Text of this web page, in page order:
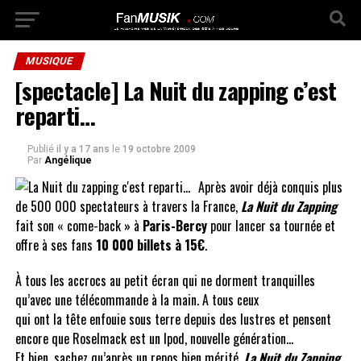
MUSIQUE
[spectacle] La Nuit du zapping c’est
reparti…
Publié il y a 17 ans le 19 octobre 2009
Par Angélique
Après avoir déjà conquis plus
de 500 000 spectateurs à travers la France, La Nuit du Zapping
fait son « come-back » à Paris-Bercypour lancer sa tournée et
offre à ses fans 10 000 billets à 15€.
À tous les accrocs au petit écran qui ne dorment tranquilles
qu’avec une télécommande à la main. A tous ceux
qui ont la tête enfouie sous terre depuis des lustres et pensent
encore que Roselmack est un Ipod, nouvelle génération…